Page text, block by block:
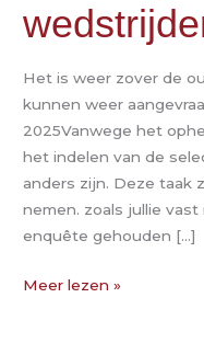
Het is weer zover de
kunnen weer
2025Vanwege het
het indelen van de
anders zijn. Deze taak
nemen. zoals jullie
enquête gehouden […]
wedstrijden
2025
Meer lezen »